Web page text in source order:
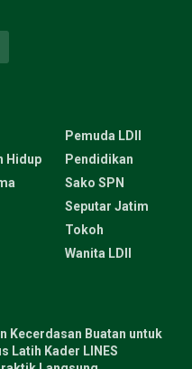
Hidup
Pemuda LDII
Pendidikan
Sako SPN
Seputar Jatim
Tokoh
Wanita LDII
Kecerdasan Buatan untuk
Latih Kader LINES